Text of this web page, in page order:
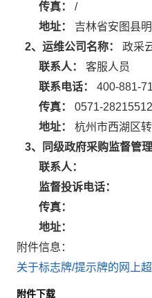
传真：
/
地址：
吉林省安图县
2、运维公司名称：
政采
联系人：
客服人员
联系电话：
400-881-
传真：
0571-28215512
地址：
杭州市西湖区
3、同级政府采购监督管理
联系人：
监督投诉电话：
传真：
地址：
附件信息：
关于标志牌/提示牌的网上
附件下载